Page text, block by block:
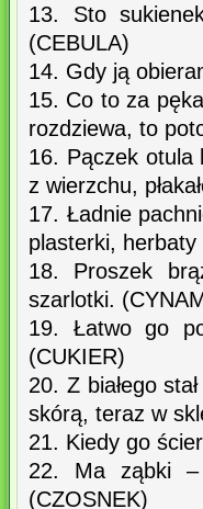
13. Sto
(CEBULA)
14. Gdy ją
15. Co to za
rozdziewa, to
16. Pączek otula
z wierzchu,
17. Ładnie
plasterki,
18. Proszek
szarlotki.
19. Łatwo go
(CUKIER)
20. Z białego
skórą, teraz w
21. Kiedy go
22. Ma ząbki
(CZOSNEK)